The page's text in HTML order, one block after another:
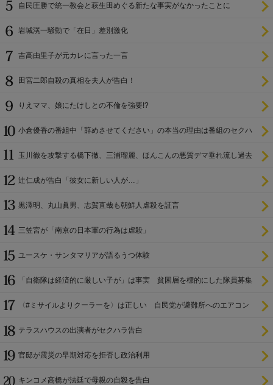
自民圧勝で統一教会と萩生田めぐる新たな事実がなかったことに
岩城滉一騒動で「在日」差別激化
吉高由里子が元カレに言った一言
田宮二郎自殺の真相を夫人が告白！
りえママ、娘にたけしとの不倫を強要!?
小倉優香の番組中「辞めさせてください」の本当の理由は番組のセクハ
玉川徹を攻撃する橋下徹、三浦瑠麗、ほんこんの悪質デマ垂れ流し過去
辻仁成が告白「彼女に新しい人が…」
黒澤明、丸山眞男、志賀直哉も朝鮮人虐殺を証言
三笠宮が「南京の日本軍の行為は虐殺」
ユースケ・サンタマリアが語るうつ体験
「自衛隊は経済的に厳しい子が」は事実 貧困層を標的にした隊員募集
〈#ミサイルよりクーラーを〉は正しい 自民党が避難所へのエアコン
テラスハウスの出演者がセクハラ告白
官邸が震災の早期対応を拒否し政治利用
キンコメ高橋が法廷で母親の自殺を告白